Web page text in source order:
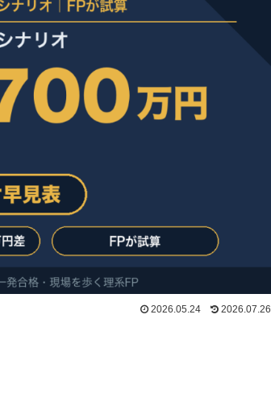
2026.05.24 2026.07.26